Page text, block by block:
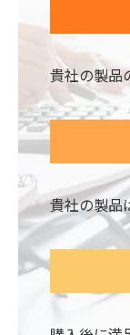
貴社の製品
貴社の製品